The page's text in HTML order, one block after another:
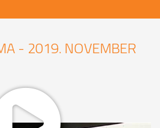
- 2019. NOVEMBER